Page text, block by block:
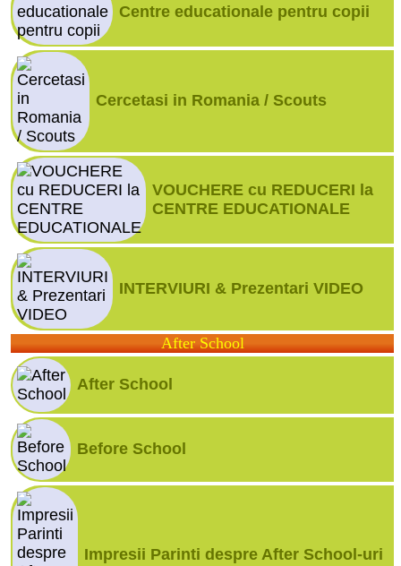
Centre educationale pentru copii
Cercetasi in Romania / Scouts
VOUCHERE cu REDUCERI la
CENTRE EDUCATIONALE
INTERVIURI & Prezentari VIDEO
After School
After School
Before School
Impresii Parinti despre After School-uri